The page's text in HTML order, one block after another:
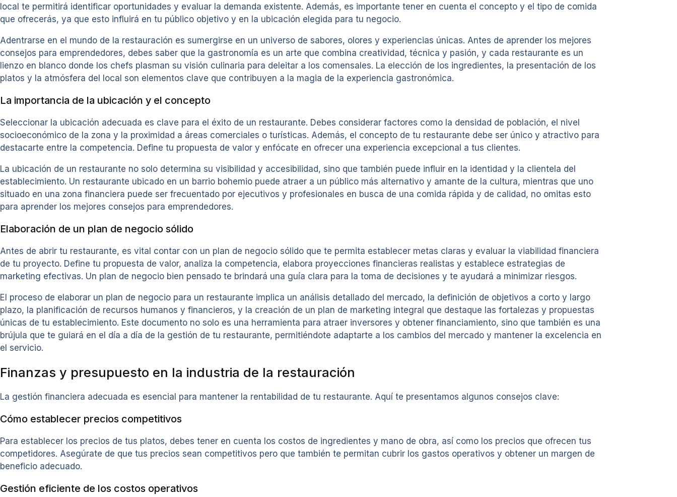
local te permitirá identificar oportunidades y evaluar la demanda existente. Además, es importante tener en cuenta el concepto y el tipo de comida
que ofrecerás, ya que esto influirá en tu público objetivo y en la ubicación elegida para tu negocio.
Adentrarse en el mundo de la restauración es sumergirse en un universo de sabores, olores y experiencias únicas. Antes de aprender los mejores
consejos para emprendedores, debes saber que la gastronomía es un arte que combina creatividad, técnica y pasión, y cada restaurante es un
lienzo en blanco donde los chefs plasman su visión culinaria para deleitar a los comensales. La elección de los ingredientes, la presentación de los
platos y la atmósfera del local son elementos clave que contribuyen a la magia de la experiencia gastronómica.
La importancia de la ubicación y el concepto
Seleccionar la ubicación adecuada es clave para el éxito de un restaurante. Debes considerar factores como la densidad de población, el nivel
socioeconómico de la zona y la proximidad a áreas comerciales o turísticas. Además, el concepto de tu restaurante debe ser único y atractivo para
destacarte entre la competencia. Define tu propuesta de valor y enfócate en ofrecer una experiencia excepcional a tus clientes.
La ubicación de un restaurante no solo determina su visibilidad y accesibilidad, sino que también puede influir en la identidad y la clientela del
establecimiento. Un restaurante ubicado en un barrio bohemio puede atraer a un público más alternativo y amante de la cultura, mientras que uno
situado en una zona financiera puede ser frecuentado por ejecutivos y profesionales en busca de una comida rápida y de calidad, no omitas esto
para aprender los mejores consejos para emprendedores.
Elaboración de un plan de negocio sólido
Antes de abrir tu restaurante, es vital contar con un plan de negocio sólido que te permita establecer metas claras y evaluar la viabilidad financiera
de tu proyecto. Define tu propuesta de valor, analiza la competencia, elabora proyecciones financieras realistas y establece estrategias de
marketing efectivas. Un plan de negocio bien pensado te brindará una guía clara para la toma de decisiones y te ayudará a minimizar riesgos.
El proceso de elaborar un plan de negocio para un restaurante implica un análisis detallado del mercado, la definición de objetivos a corto y largo
plazo, la planificación de recursos humanos y financieros, y la creación de un plan de marketing integral que destaque las fortalezas y propuestas
únicas de tu establecimiento. Este documento no solo es una herramienta para atraer inversores y obtener financiamiento, sino que también es una
brújula que te guiará en el día a día de la gestión de tu restaurante, permitiéndote adaptarte a los cambios del mercado y mantener la excelencia en
el servicio.
Finanzas y presupuesto en la industria de la restauración
La gestión financiera adecuada es esencial para mantener la rentabilidad de tu restaurante. Aquí te presentamos algunos consejos clave:
Cómo establecer precios competitivos
Para establecer los precios de tus platos, debes tener en cuenta los costos de ingredientes y mano de obra, así como los precios que ofrecen tus
competidores. Asegúrate de que tus precios sean competitivos pero que también te permitan cubrir los gastos operativos y obtener un margen de
beneficio adecuado.
Gestión eficiente de los costos operativos